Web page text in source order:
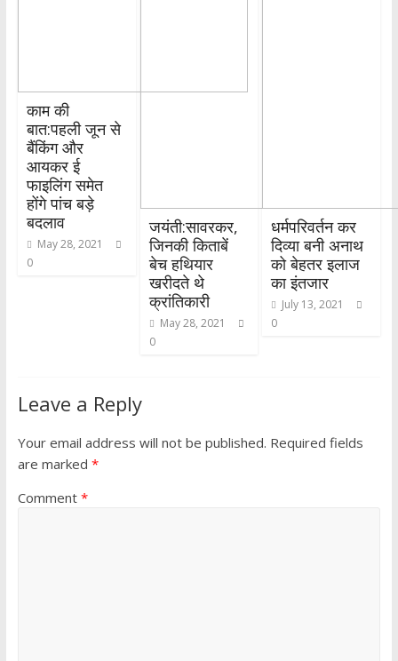
काम की
बात:पहली जून से
बैंकिंग और
आयकर ई
फाइलिंग समेत
होंगे पांच बड़े
बदलाव
May 28, 2021
0
जयंती:सावरकर,
जिनकी किताबें
बेच हथियार
खरीदते थे
क्रांतिकारी
May 28, 2021
0
धर्मपरिवर्तन कर
दिव्या बनी अनाथ
को बेहतर इलाज
का इंतजार
July 13, 2021
0
Leave a Reply
Your email address will not be published. Required fields
are marked *
Comment *